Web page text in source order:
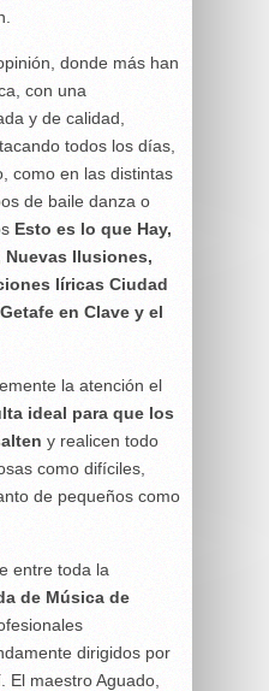
donde más han
con una
y de calidad,
todos los días,
como en las distintas
de baile danza o
Esto es lo que Hay,
Nuevas Ilusiones,
líricas Ciudad
en Clave y el
la atención el
ideal para que los
y realicen todo
como difíciles,
de pequeños como
entre toda la
de Música de
dirigidos por
El maestro Aguado,